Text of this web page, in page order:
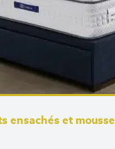
ensachés et mousse